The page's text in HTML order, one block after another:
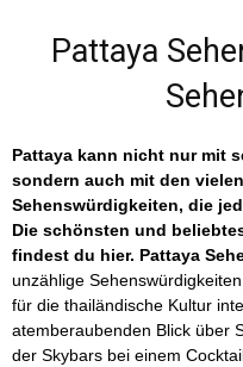
Pattaya
Pattaya kann nicht nur mit
sondern auch mit den
Sehenswürdigkeiten, die
Die schönsten und
findest du hier. Pattaya
unzählige
für die thailändische Kultur
atemberaubenden Blick über
der Skybars bei einem